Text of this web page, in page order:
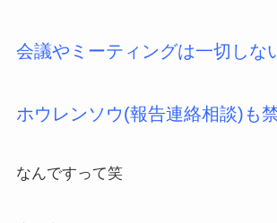
会議やミーティングは一切しな
ホウレンソウ(報告連絡相談)も禁
なんですって笑